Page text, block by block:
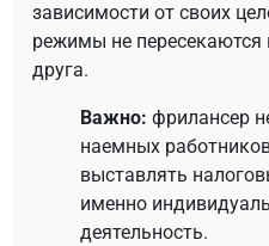
зависимости от своих
режимы не
друга.
Важно: фрилансер
наемных
выставлять
именно
деятельность.